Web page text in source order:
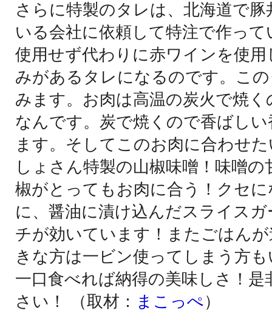
さらに特製のタレは、北海道で
いる会社に依頼して特注で作っ
使用せず代わりに赤ワインを使
みがあるタレになるのです。こ
みます。お肉は高温の炭火で焼
なんです。炭で焼くので香ばし
ます。そしてこのお肉に合わせ
しょさん特製の山椒味噌！味噌
椒がとってもお肉に合う！クセ
に、醤油に漬け込んだスライス
チが効いています！またごはん
きな方は一ビン使ってしまう方
一口食べれば納得の美味しさ！
さい！ （取材： まこっぺ）